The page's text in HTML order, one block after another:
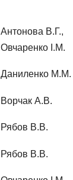
Антонова В.Г.,
Овчаренко І.М.
Даниленко М.М.
Ворчак А.В.
Рябов В.В.
Рябов В.В.